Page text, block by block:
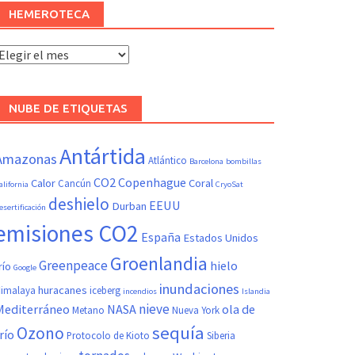
HEMEROTECA
Hemeroteca
NUBE DE ETIQUETAS
Antártida Atlántico Barcelona bombillas
Calor Cancún CO2Copenhague Coral CryoSat
deshielo Durban EEUU
CO2 España Estados Unidos
Google GreenpeaceGroenlandia hielo
huracanes iceberg incendios inundaciones Islandia
Metano NASA nieveNueva Yorkola de
Ozono Protocolo de Kioto sequía Siberia